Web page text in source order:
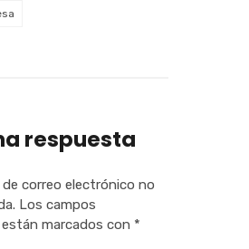
respuesta
de correo electrónico no
Los campos
marcados con *